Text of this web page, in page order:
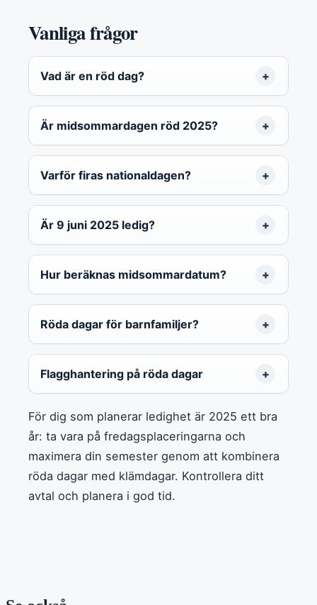
Vanliga frågor
Vad är en röd dag?
Är midsommardagen röd 2025?
Varför firas nationaldagen?
Är 9 juni 2025 ledig?
Hur beräknas midsommardatum?
Röda dagar för barnfamiljer?
Flagghantering på röda dagar
För dig som planerar ledighet är 2025 ett bra
år: ta vara på fredagsplaceringarna och
maximera din semester genom att kombinera
röda dagar med klämdagar. Kontrollera ditt
avtal och planera i god tid.